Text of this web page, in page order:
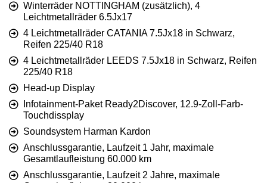
Winterräder NOTTINGHAM (zusätzlich), 4
Leichtmetallräder 6.5Jx17
4 Leichtmetallräder CATANIA 7.5Jx18 in Schwarz,
Reifen 225/40 R18
4 Leichtmetallräder LEEDS 7.5Jx18 in Schwarz, Reifen
225/40 R18
Head-up Display
Infotainment-Paket Ready2Discover, 12.9-Zoll-Farb-
Touchdissplay
Soundsystem Harman Kardon
Anschlussgarantie, Laufzeit 1 Jahr, maximale
Gesamtlaufleistung 60.000 km
Anschlussgarantie, Laufzeit 2 Jahre, maximale